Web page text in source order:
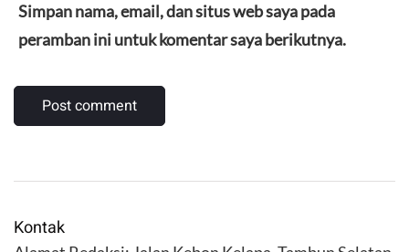
Simpan nama, email, dan situs web saya pada
peramban ini untuk komentar saya berikutnya.
Kontak